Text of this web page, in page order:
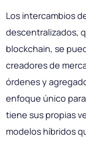
Los intercambios
descentralizados,
blockchain, se
creadores de
órdenes y
enfoque único
tiene sus propias
modelos híbridos